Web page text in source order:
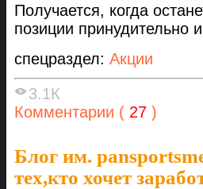
Получается, когда
позиции принудительно
спецраздел: Акции
3.1К
Комментарии ( 27 )
Блог им.
тех,кто хочет